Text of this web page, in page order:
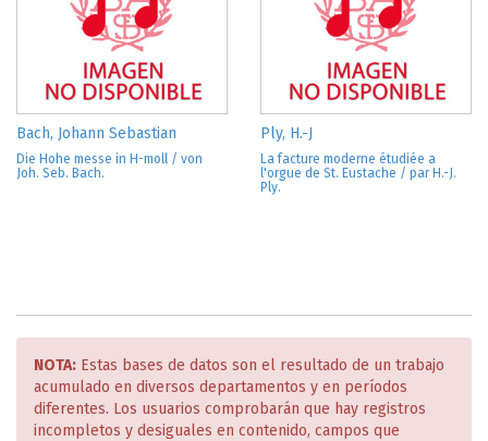
Bach, Johann Sebastian
Die Hohe messe in H-moll / von
Joh. Seb. Bach.
Ply, H.-J
La facture moderne étudiée a
l'orgue de St. Eustache / par H.-J.
Ply.
NOTA: Estas bases de datos son el resultado de un trabajo
acumulado en diversos departamentos y en períodos
diferentes. Los usuarios comprobarán que hay registros
incompletos y desiguales en contenido, campos que